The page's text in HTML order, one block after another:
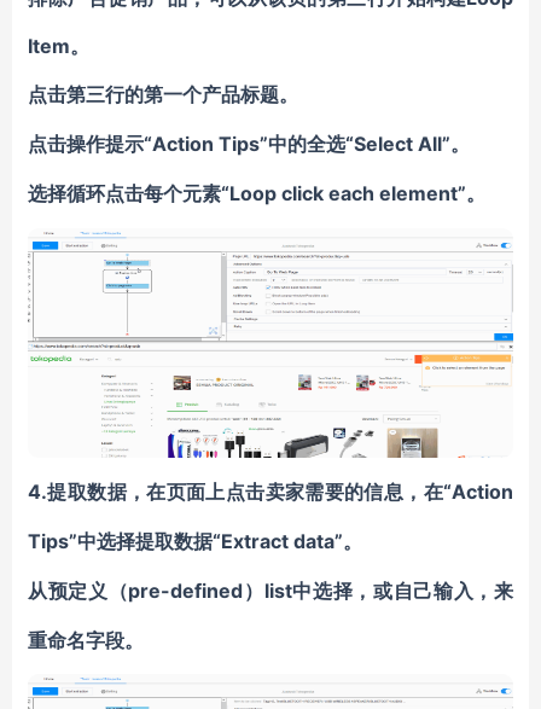
Item。
点击第三行的第一个产品标题。
点击操作提示“Action Tips”中的全选“Select All”。
选择循环点击每个元素“Loop click each element”。
4.提取数据，在页面上点击卖家需要的信息，在“Action
Tips”中选择提取数据“Extract data”。
从预定义（pre-defined）list中选择，或自己输入，来
重命名字段。